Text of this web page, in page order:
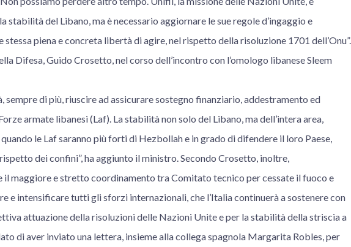
stabilità del Libano, ma è necessario aggiornare le sue regole d’ingaggio e
piena e concreta libertà di agire, nel rispetto della risoluzione 1701 dell’Onu”.
Difesa, Guido Crosetto, nel corso dell’incontro con l’omologo libanese Sleem
sempre di più, riuscire ad assicurare sostegno finanziario, addestramento ed
armate libanesi (Laf). La stabilità non solo del Libano, ma dell’intera area,
le Laf saranno più forti di Hezbollah e in grado di difendere il loro Paese,
dei confini”, ha aggiunto il ministro. Secondo Crosetto, inoltre,
il maggiore e stretto coordinamento tra Comitato tecnico per cessate il fuoco e
e intensificare tutti gli sforzi internazionali, che l’Italia continuerà a sostenere con
attuazione della risoluzioni delle Nazioni Unite e per la stabilità della striscia a
di aver inviato una lettera, insieme alla collega spagnola Margarita Robles, per